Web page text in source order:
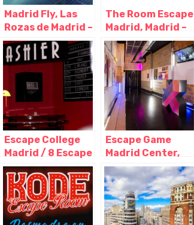
Madrid Fly, Las
Rozas de Madrid –
Madrid
The Room Escape
Madrid, Madrid –
Madrid
Escape College
Madrid / 8 Escape
Room en pleno
centro, Madrid –
Madrid
Escape Game
Madrid Center,
Madrid – Madrid